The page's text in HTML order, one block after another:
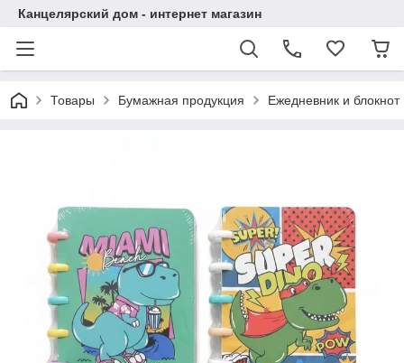
Канцелярский дом - интернет магазин
Товары Бумажная продукция Ежедневник и блокнот